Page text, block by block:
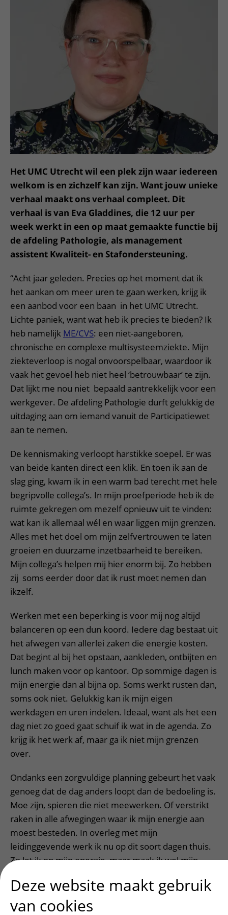
Onderzoeken en diagnostiek
Het Wilhelmina Kinderziekenhuis
Mijn UMC Utrecht patiëntportaal
Faciliteiten en voorzieningen
Kwaliteit en veiligheid
Route naar het ziekenhuis
Wegwijs in het ziekenhuis
Contact met verpleegafdeling
Het Wilhelmina Kinderziekenhuis
Teleconsult aanvragen
Diagnostiek aanvragen
Zorgverlenersportaal
Over UMC Utrecht
Werken bij het UMC Utrecht
Het UMC Utrecht wil een plek zijn waar iedereen
welkom is en zichzelf kan zijn. Want jouw unieke
verhaal maakt ons verhaal compleet. Dit
verhaal is van Eva Gladdines, die 12 uur per
week werkt in een op maat gemaakte functie bij
de afdeling Pathologie, als management
assistent Kwaliteit- en Stafondersteuning.
​​“Acht jaar geleden. Precies op het moment dat ik
het aankan om meer uren te gaan werken, krijg ik
een aanbod voor een baan in het UMC Utrecht.
Lichte paniek, want wat heb ik precies te bieden? Ik
heb namelijk ME/CVS​: een niet-aangeboren,
chronische en complexe multisysteemziekte. Mijn
ziekteverloop is nogal onvoorspelbaar, waardoor ik
vaak het gevoel heb niet heel ‘betrouwbaar’ te zijn.
Dat lijkt me nou niet bepaald aantrekkelijk voor een
werkgever. De afdeling Pathologie durft gelukkig de
uitdaging aan om iemand vanuit de Participatiewet
aan te nemen.
De kennismaking verloopt harstikke soepel. Er was
van beide kanten direct een klik. En toen ik aan de
slag ging, kwam ik in een warm bad terecht met hele
begripvolle collega’s. In mijn proefperiode heb ik de
ruimte gekregen om mezelf opnieuw uit te vinden:
wat kan ik allemaal wél en waar liggen mijn grenzen.
Alles met het doel om mijn zelfvertrouwen te laten
groeien en duurzame inzetbaarheid te bereiken.
Mijn collega’s helpen mij hier enorm bij. Zo hebben
zij soms eerder door dat ik rust moet nemen dan
ikzelf.
Werken met een beperking is voor mij nog altijd
balanceren op een dun koord. Iedere dag bestaat uit
het afwegen van allerlei zaken die energie kosten.
Dat begint al bij het opstaan, aankleden, ontbijten en
lunch maken voor op kantoor. Op sommige dagen is
mijn energie dan al bijna op. Soms werkt rusten dan,
soms ook niet. Gelukkig kan ik mijn eigen
werkdagen en uren indelen. Ideaal, want als het een
dag niet zo goed gaat schuif ik wat in de agenda. Zo
krijg ik het werk af, maar ga ik niet mijn grenzen
over.
Ondanks een zorgvuldige planning gebeurt het vaak
genoeg dat de dag anders loopt dan de bedoeling is.
Moe zijn, spieren die niet meewerken. Of verstrikt
raken in alle afwegingen waar ik mijn energie aan
moest besteden. In overleg met mijn
leidinggevende werk ik nu op dit soort dagen thuis.
Zo let ik op mijn energie, maar maak ik wel mijn
Inmiddels werk ik hier alweer acht jaar met grote
tevredenheid. Dat neemt niet weg dat ik af en toe
Deze website maakt gebruik
van cookies